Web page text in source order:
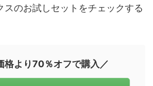
スのお試しセットをチェックする
格より70％オフで購入／